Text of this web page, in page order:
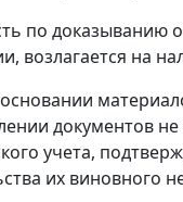
по доказыванию
возлагается на
документов
учета,
их виновного